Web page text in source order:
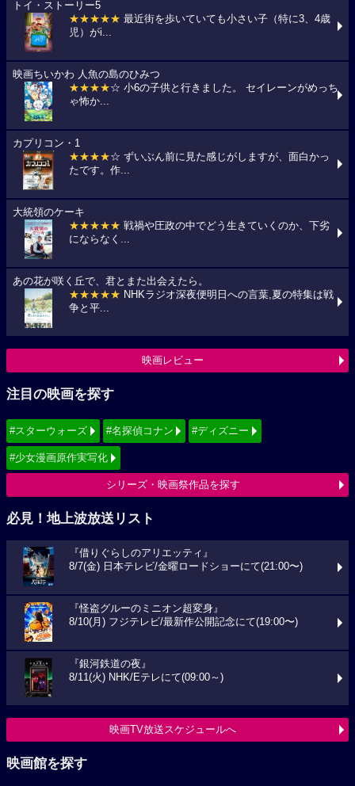
トイ・ストーリー5
★★★★★ 最近街を歩いていても小さい子（特に3、4歳
児）がi...
映画ちいかわ 人魚の島のひみつ
★★★★☆ 小6の子供と行きました。 セイレーンがめっち
ゃ怖か...
カプリコン・1
★★★★☆ ずいぶん前に見た感じがしますが、面白かっ
たです。作...
大統領のケーキ
★★★★★ 戦禍や圧政の中でどう生きていくのか、下劣
にならなく...
あの花が咲く丘で、君とまた出会えたら。
★★★★★ NHKラジオ深夜便明日への言葉,夏の特集は戦
争と平...
映画レビュー
注目の映画を探す
#スターウォーズ #名探偵コナン #ディズニー
#少女漫画原作実写化
シリーズ・映画祭作品を探す
必見！地上波放送リスト
『借りぐらしのアリエッティ』
8/7(金) 日本テレビ/金曜ロードショーにて(21:00〜)
『怪盗グルーのミニオン超変身』
8/10(月) フジテレビ/最新作公開記念にて(19:00〜)
『銀河鉄道の夜』
8/11(火) NHK/Eテレにて(09:00～)
映画TV放送スケジュールへ
映画館を探す